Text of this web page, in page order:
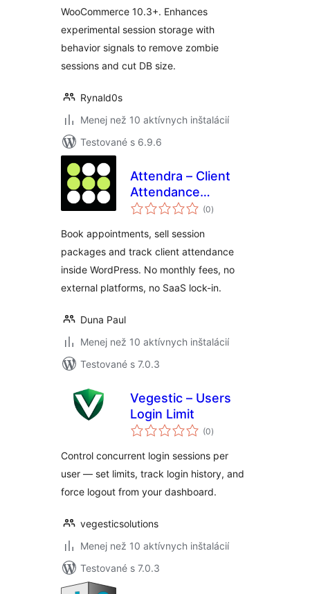
WooCommerce 10.3+. Enhances
experimental session storage with
behavior signals to remove zombie
sessions and cut DB size.
Rynald0s
Menej než 10 aktívnych inštalácií
Testované s 6.9.6
Attendra – Client
Attendance
Manager
(0celkové
hodnotenie
)
Book appointments, sell session
packages and track client attendance
inside WordPress. No monthly fees, no
external platforms, no SaaS lock-in.
Duna Paul
Menej než 10 aktívnych inštalácií
Testované s 7.0.3
Vegestic – Users
Login Limit
(0celkové
hodnotenie
)
Control concurrent login sessions per
user — set limits, track login history, and
force logout from your dashboard.
vegesticsolutions
Menej než 10 aktívnych inštalácií
Testované s 7.0.3